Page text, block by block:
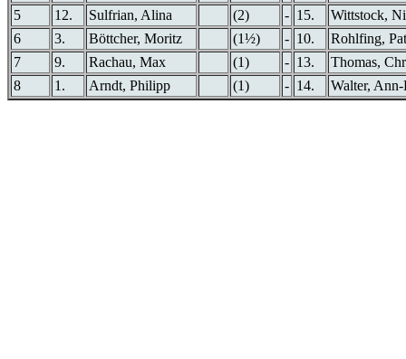
5
12. Sulfrian, Alina (2) - 15.
Wittstock,
6
3. Böttcher, Moritz (1½) - 10.
Rohlfing,
7
9. Rachau, Max (1) - 13.
Thomas,
8
1. Arndt, Philipp (1) - 14. Walter,